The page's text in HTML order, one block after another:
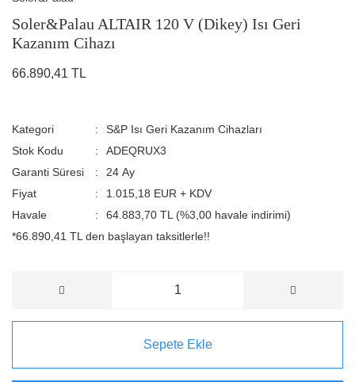
Soler&Palau ALTAIR 120 V (Dikey) Isı Geri
Kazanım Cihazı
66.890,41 TL
Kategori
S&P Isı Geri Kazanım Cihazları
Stok Kodu
ADEQRUX3
Garanti Süresi
24 Ay
Fiyat
1.015,18 EUR + KDV
Havale
64.883,70 TL (%3,00 havale indirimi)
*66.890,41 TL den başlayan taksitlerle!!
Sepete Ekle